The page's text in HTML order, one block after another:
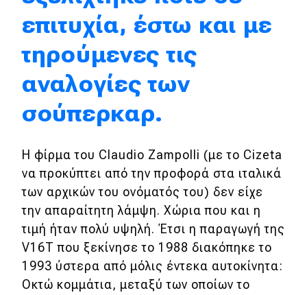
Οδηγός αγοράς
Συμβουλές
Χρηστικά
ΚΤΕΟ
Οδική βοήθεια
eDRIVE
DRIVE USED
επιτυχία, έστω και με
τηρούμενες τις
αναλογίες των
σούπερκαρ.
Η φίρμα του Claudio Zampolli (με το Cizeta
να προκύπτει από την προφορά στα ιταλικά
των αρχικών του ονόματός του) δεν είχε
την απαραίτητη λάμψη. Χώρια που και η
τιμή ήταν πολύ υψηλή. Έτσι η παραγωγή της
V16T που ξεκίνησε το 1988 διακόπηκε το
1993 ύστερα από μόλις έντεκα αυτοκίνητα:
Οκτώ κομμάτια, μεταξύ των οποίων το